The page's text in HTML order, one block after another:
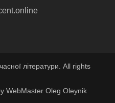
літератури. All rights
WebMaster Oleg Oleynik